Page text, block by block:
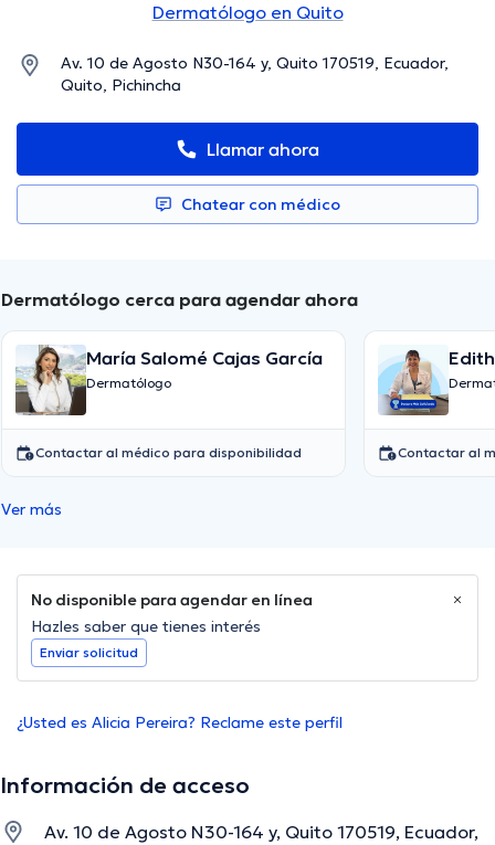
Dermatólogo en Quito
Av. 10 de Agosto N30-164 y, Quito 170519, Ecuador,
Quito, Pichincha
Llamar ahora
Chatear con médico
Dermatólogo cerca para agendar ahora
María Salomé Cajas García
Dermatólogo
Contactar al médico para disponibilidad Contactar al
Ver más
No disponible para agendar en línea
Hazles saber que tienes interés
Enviar solicitud
¿Usted es Alicia Pereira? Reclame este perfil
Información de acceso
Av. 10 de Agosto N30-164 y, Quito 170519, Ecuador,